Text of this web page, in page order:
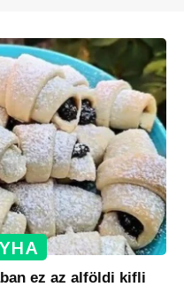
ez az alföldi kifli